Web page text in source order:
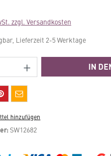
zzgl. Versandkosten
Lieferzeit 2-5 Werktage
Anzahl: Gib denIN
hinzufügen
SW12682